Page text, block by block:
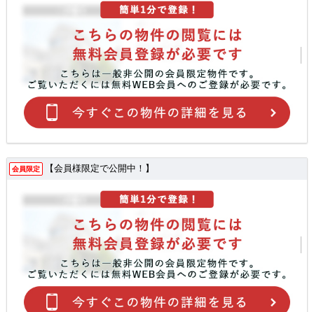
会員限定 【会員様限定で公開中！】